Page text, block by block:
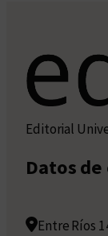
Editorial
Datos
Entre Ríos